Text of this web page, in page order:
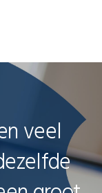
veel